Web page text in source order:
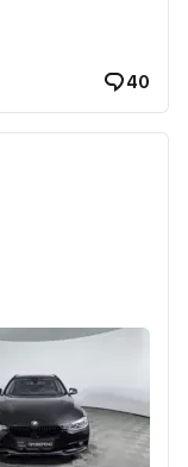
40